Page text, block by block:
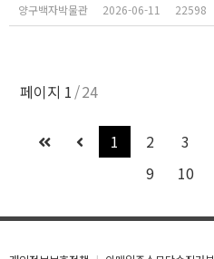
양구백자박물관 2026-06-11 22598
페이지 1 24
1 2 3
9
10